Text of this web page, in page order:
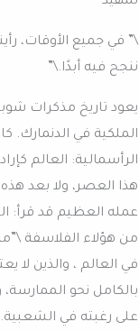
\” في جميع الأوقات،
ننجح فيه أبدًا.\”
الرأسمالية: العالم
هذا العصر، ولا بعد
من هؤلاء الفلاسفة
في العالم ، والذين لا
بالكامل نحو